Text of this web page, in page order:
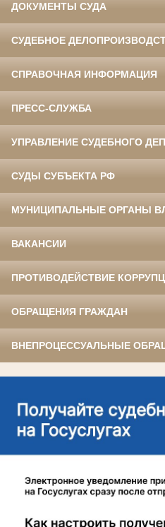
ДОКУМЕНТЫ СУДА
СУДЕБНОЕ
СПРАВОЧНАЯ ИНФОРМАЦИЯ
ПРЕСС-СЛУЖБА
УПРАВЛЕНИЕ СУДЕБНОГО
СУДЫ СУБЪЕКТА РФ
МУНИЦИПАЛЬНЫЕ ОРГАНЫ
ВАКАНСИИ
ПРОТИВОДЕЙСТВИЕ
ОБРАЩЕНИЯ ГРАЖДАН
ВНЕПРОЦЕССУАЛЬНЫЕ